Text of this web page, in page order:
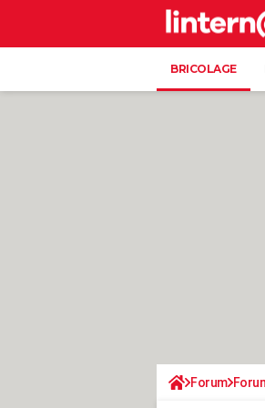
BRICOLAGE
Forum